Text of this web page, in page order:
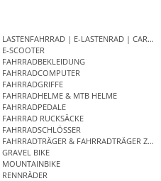
LASTENFAHRRAD | E-LASTENRAD |
E-SCOOTER
FAHRRADBEKLEIDUNG
FAHRRADCOMPUTER
FAHRRADGRIFFE
FAHRRADHELME & MTB HELME
FAHRRADPEDALE
FAHRRAD RUCKSÄCKE
FAHRRADSCHLÖSSER
FAHRRADTRÄGER & FAHRRADTRÄGER
GRAVEL BIKE
MOUNTAINBIKE
RENNRÄDER